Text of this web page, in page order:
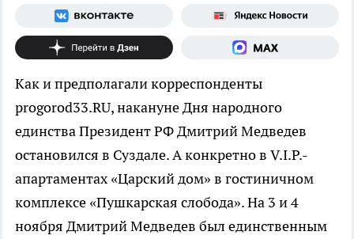
Как и предполагали корреспонденты
progorod33.RU, накануне Дня народного
единства Президент РФ Дмитрий Медведев
остановился в Суздале. А конкретно в V.I.P.-
апартаментах «Царский дом» в гостиничном
комплексе «Пушкарская слобода». На 3 и 4
ноября Дмитрий Медведев был единственным